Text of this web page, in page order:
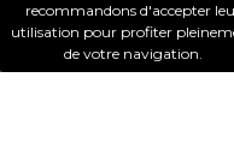
recommandons d'accepter
utilisation pour profiter
de votre navigation.
© 2017 - Cheval
Création de